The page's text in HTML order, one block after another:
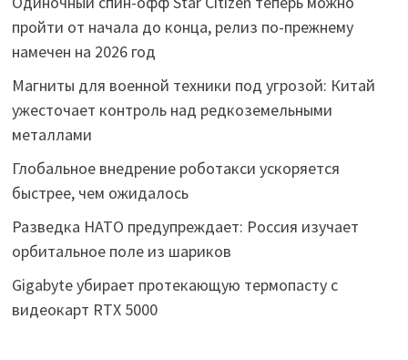
пройти от начала до конца, релиз по-прежнему
намечен на 2026 год
Магниты для военной техники под угрозой: Китай
ужесточает контроль над редкоземельными
металлами
Глобальное внедрение роботакси ускоряется
быстрее, чем ожидалось
Разведка НАТО предупреждает: Россия изучает
орбитальное поле из шариков
Gigabyte убирает протекающую термопасту с
видеокарт RTX 5000